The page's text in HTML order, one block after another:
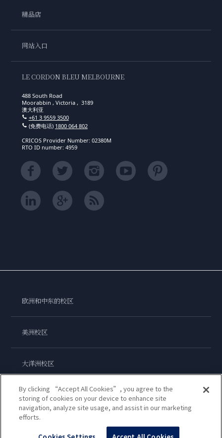
精品店
网站入口
LE CORDON BLEU MELBOURNE
488 South Road
Moorabbin , Victoria , 3189
澳大利亚
+61 3 9559 3500
(免费电话) 1800 064 802
CRICOS Provider Number: 02380M
RTO ID number: 4959
欧洲和中东的校区
美洲校区
大洋洲校区
亚洲校区
By clicking “Accept All Cookies”, you agree to the
storing of cookies on your device to enhance site
navigation, analyze site usage, and assist in our marketing
efforts.